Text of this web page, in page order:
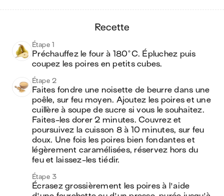
recette
Étape 1
Préchauffez le four à 180°C. Épluchez puis
coupez les poires en petits cubes.
Étape 2
Faites fondre une noisette de beurre dans une
poêle, sur feu moyen. Ajoutez les poires et une
cuillère à soupe de sucre si vous le souhaitez.
Faites-les dorer 2 minutes. Couvrez et
poursuivez la cuisson 8 à 10 minutes, sur feu
doux. Une fois les poires bien fondantes et
légèrement caramélisées, réservez hors du
feu et laissez-les tiédir.
Étape 3
Écrasez grossièrement les poires à l'aide